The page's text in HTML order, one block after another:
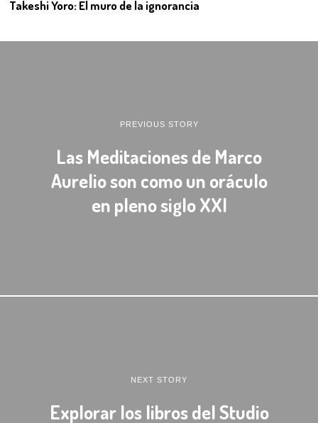
Takeshi Yoro: El muro de la ignorancia
PREVIOUS STORY
Las Meditaciones de Marco
Aurelio son como un oráculo
en pleno siglo XXI
NEXT STORY
Explorar los libros del Studio